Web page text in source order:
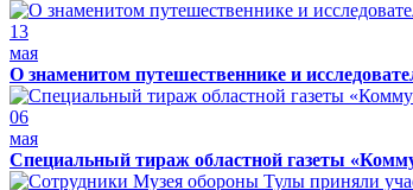
13
мая
О знаменитом путешественнике и
06
мая
Специальный тираж областной газеты